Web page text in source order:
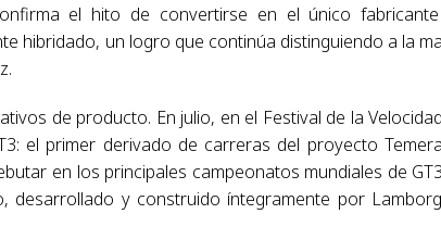
el hito de convertirse en el único
hibridado, un logro que continúa distinguiendo a la
de producto. En julio, en el Festival de la
el primer derivado de carreras del proyecto
en los principales campeonatos mundiales de
desarrollado y construido íntegramente por